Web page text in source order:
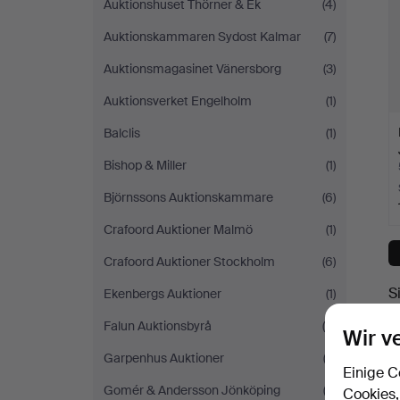
Auktionshuset Thörner & Ek
(4)
Auktionskammaren Sydost Kalmar
(7)
Auktionsmagasinet Vänersborg
(3)
Auktionsverket Engelholm
(1)
Balclis
(1)
Bishop & Miller
(1)
Björnssons Auktionskammare
(6)
Crafoord Auktioner Malmö
(1)
Crafoord Auktioner Stockholm
(6)
Ekenbergs Auktioner
(1)
Falun Auktionsbyrå
(4)
Garpenhus Auktioner
(3)
Gomér & Andersson Jönköping
(2)
Wir
Einige